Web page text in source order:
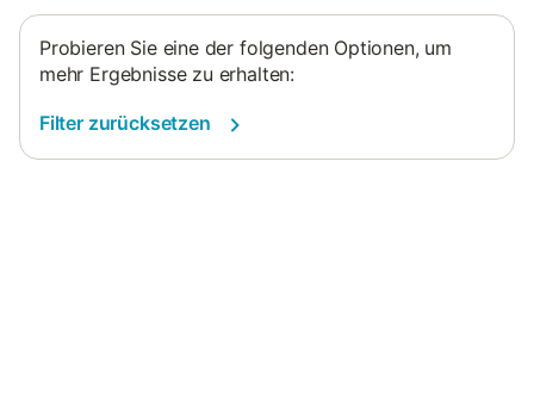
Probieren Sie eine der folgenden Optionen, um
mehr Ergebnisse zu erhalten:
Filter zurücksetzen